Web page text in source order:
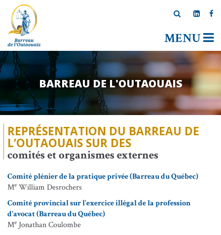
MENU
BARREAU DE L'OUTAOUAIS
REPRÉSENTATION DU BARREAU DE
L’OUTAOUAIS SUR DES
comités et organismes externes
Comité plénier de la pratique privée (Barreau du Québec)
Me William Desrochers
Comité provincial sur l'exercice illégal de la profession
d'avocat (Barreau du Québec)
Me Jonathan Coulombe